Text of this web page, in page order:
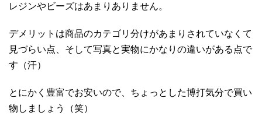
レジンやビーズはあまりありません。
デメリットは商品のカテゴリ分けがあまりされていなくて
見づらい点、そして写真と実物にかなりの違いがある点で
す（汗）
とにかく豊富でお安いので、ちょっとした博打気分で買い
物しましょう（笑）